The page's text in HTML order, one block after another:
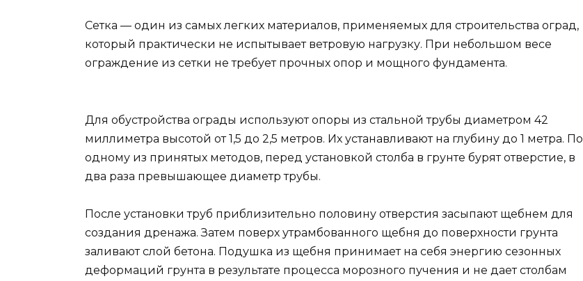
Сетка — один из самых легких материалов, применяемых для строительства оград,
который практически не испытывает ветровую нагрузку. При небольшом весе
ограждение из сетки не требует прочных опор и мощного фундамента.
Для обустройства ограды используют опоры из стальной трубы диаметром 42
миллиметра высотой от 1,5 до 2,5 метров. Их устанавливают на глубину до 1 метра. По
одному из принятых методов, перед установкой столба в грунте бурят отверстие, в
два раза превышающее диаметр трубы.
После установки труб приблизительно половину отверстия засыпают щебнем для
создания дренажа. Затем поверх утрамбованного щебня до поверхности грунта
заливают слой бетона. Подушка из щебня принимает на себя энергию сезонных
деформаций грунта в результате процесса морозного пучения и не дает столбам